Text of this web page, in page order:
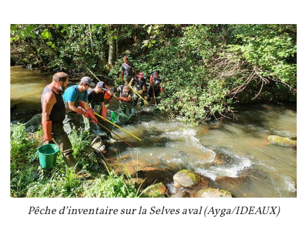
Image
Légende
Pêche d’inventaire sur la Selves aval (Ayga/IDEAUX)